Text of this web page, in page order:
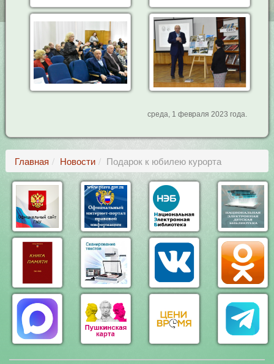
среда, 1 февраля 2023 года.
Главная Новости Подарок к юбилею курорта